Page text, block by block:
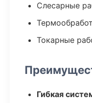
Слесарные
Токарные
Гибкая